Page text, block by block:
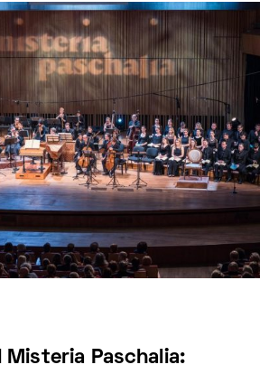
Misteria Paschalia: